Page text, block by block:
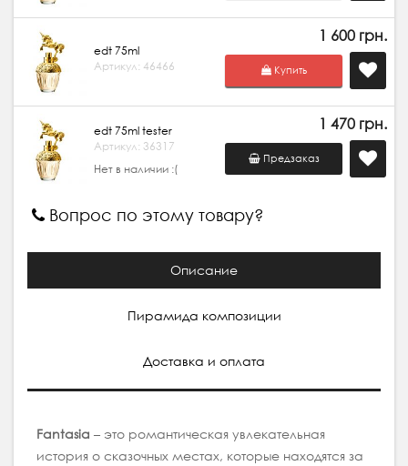
edt 75ml
Артикул: 46466
1 600 грн.
Купить
edt 75ml tester
Артикул: 36317
Нет в наличии :(
1 470 грн.
Предзаказ
Вопрос по этому товару?
Описание
Пирамида композиции
Доставка и оплата
Fantasia – это романтическая увлекательная
история о сказочных местах, которые находятся за